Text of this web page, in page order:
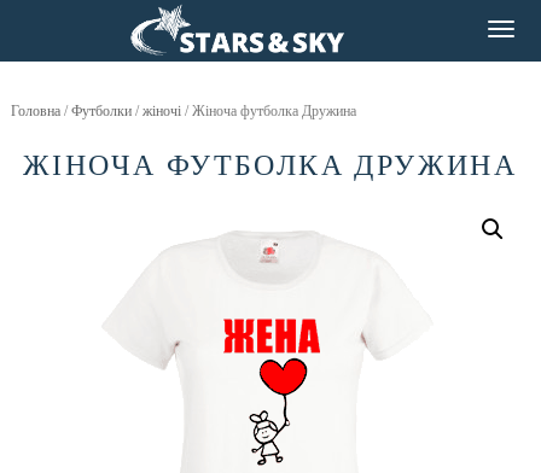
Головна /Футболки /жіночі / Жіноча футболка Дружина
ЖІНОЧА ФУТБОЛКА ДРУЖИНА